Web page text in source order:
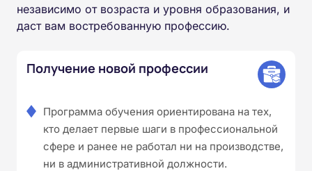
независимо от возраста и уровня образования, и
даст вам востребованную профессию.
Получение новой профессии
Программа обучения ориентирована на тех,
кто делает первые шаги в профессиональной
сфере и ранее не работал ни на производстве,
ни в административной должности.